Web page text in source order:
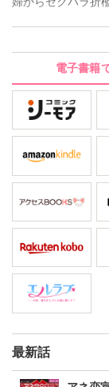
志方の口添えで住
かも志方からプロ
ところが初夜の部
を私好みのＭメス
れ、絵梨を犯す。
は、悪魔のよう
った。なのに、
の人生を踏み出
か、淫靡な愛と性
電子書籍
最新話